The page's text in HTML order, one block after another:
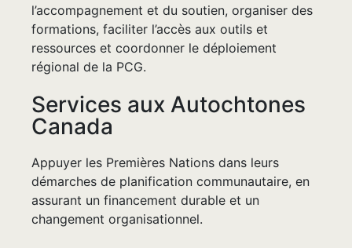
l’accompagnement et du soutien, organiser des
formations, faciliter l’accès aux outils et
ressources et coordonner le déploiement
régional de la PCG.
Services aux Autochtones
Canada
Appuyer les Premières Nations dans leurs
démarches de planification communautaire, en
assurant un financement durable et un
changement organisationnel.